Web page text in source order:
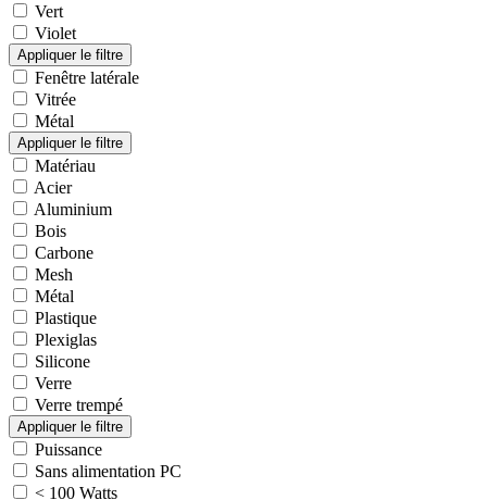
Vert
Violet
Fenêtre latérale
Vitrée
Métal
Matériau
Acier
Aluminium
Bois
Carbone
Mesh
Métal
Plastique
Plexiglas
Silicone
Verre
Verre trempé
Puissance
Sans alimentation PC
< 100 Watts